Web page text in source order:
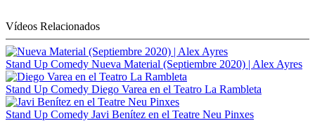
Vídeos Relacionados
Stand Up Comedy Nueva Material (Septiembre 2020) | Alex Ayres
Stand Up Comedy Diego Varea en el Teatro La Rambleta
Stand Up Comedy Javi Benítez en el Teatre Neu Pinxes